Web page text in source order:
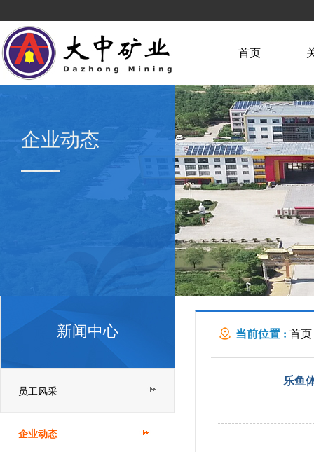
首页
企业动态
新闻中心
员工风采
企业动态
当前位置 : 首页
乐鱼